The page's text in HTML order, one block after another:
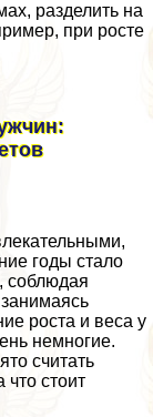
разделить на
при росте
годы стало
соблюдая
роста и веса у
немногие.
считать
стоит